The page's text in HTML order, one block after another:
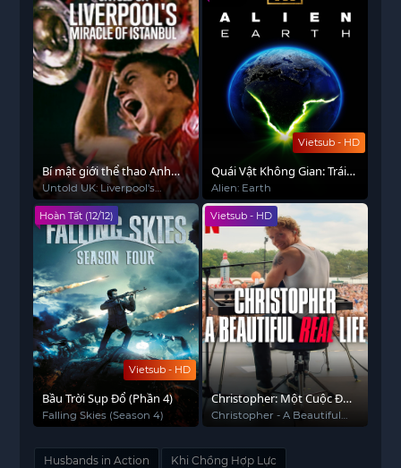
Bí mật giới thể thao Anh
quốc: Phép màu Istanbul
của Liverpool
Untold UK: Liverpool's
Miracle of Istanbul
Vietsub - HD
Quái Vật Không Gian: Trái
Đất
Alien: Earth
Vietsub - HD
Hoàn Tất (12/12)
Bầu Trời Sụp Đổ (Phần 4)
Falling Skies (Season 4)
Vietsub - HD
Christopher: Một Cuộc Đời
Thực Sự Đẹp
Christopher - A Beautiful
Real Life
Husbands in Action Khi Chồng Hợp Lực